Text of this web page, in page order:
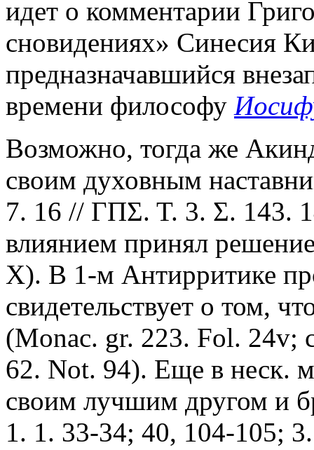
идет о комментарии
сновидениях» Синесия
предназначавшийся
времени философу
Возможно, тогда же
своим духовным
7. 16 // ΓΠΣ. Τ. 3. Σ. 143.
влиянием принял
Х). В 1-м Антирритике
свидетельствует о том,
(Monac. gr. 223. Fol. 24v;
62. Not. 94). Еще в неск.
своим лучшим другом и
1. 1. 33-34; 40, 104-105;